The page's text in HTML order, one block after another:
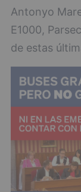
Antonyo
E1000,
de estas